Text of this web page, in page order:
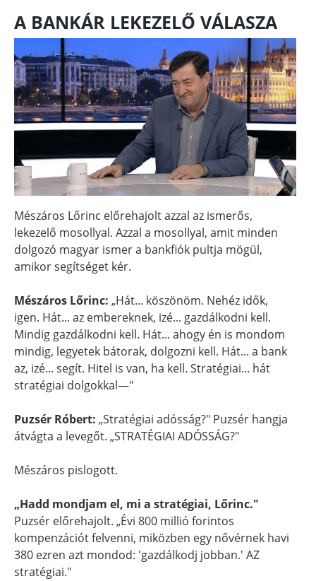
A BANKÁR LEKEZELŐ VÁLASZA
Mészáros Lőrinc előrehajolt azzal az ismerős,
lekezelő mosollyal. Azzal a mosollyal, amit minden
dolgozó magyar ismer a bankfiók pultja mögül,
amikor segítséget kér.
Mészáros Lőrinc: „Hát... köszönöm. Nehéz idők,
igen. Hát... az embereknek, izé... gazdálkodni kell.
Mindig gazdálkodni kell. Hát... ahogy én is mondom
mindig, legyetek bátorak, dolgozni kell. Hát... a bank
az, izé... segít. Hitel is van, ha kell. Stratégiai... hát
stratégiai dolgokkal—"
Puzsér Róbert: „Stratégiai adósság?" Puzsér hangja
átvágta a levegőt. „STRATÉGIAI ADÓSSÁG?"
Mészáros pislogott.
„Hadd mondjam el, mi a stratégiai, Lőrinc."
Puzsér előrehajolt. „Évi 800 millió forintos
kompenzációt felvenni, miközben egy nővérnek havi
380 ezren azt mondod: 'gazdálkodj jobban.' AZ
stratégiai."